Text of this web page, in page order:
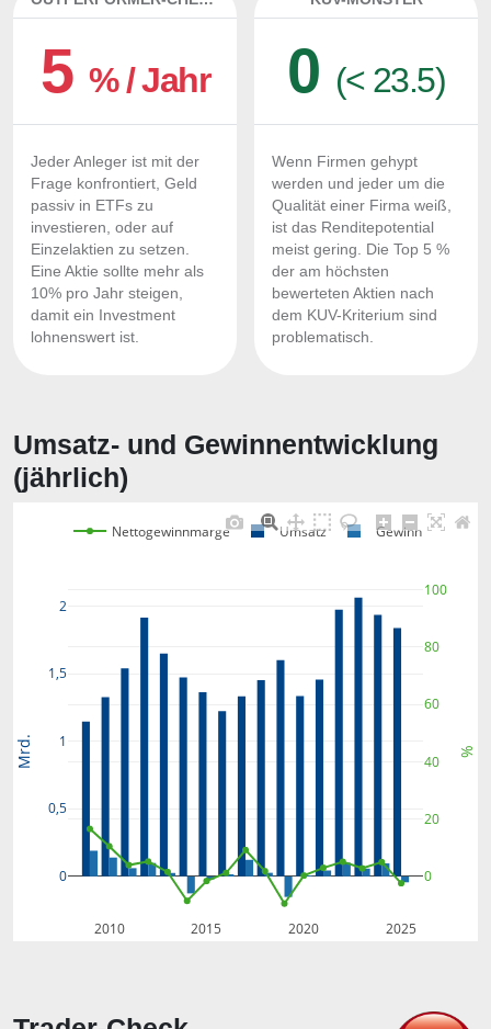
5 % / Jahr
Jeder Anleger ist mit der
Frage konfrontiert, Geld
passiv in ETFs zu
investieren, oder auf
Einzelaktien zu setzen.
Eine Aktie sollte mehr als
10% pro Jahr steigen,
damit ein Investment
lohnenswert ist.
0 (< 23.5)
Wenn Firmen gehypt
werden und jeder um die
Qualität einer Firma weiß,
ist das Renditepotential
meist gering. Die Top 5 %
der am höchsten
bewerteten Aktien nach
dem KUV-Kriterium sind
problematisch.
Umsatz- und Gewinnentwicklung
(jährlich)
2010 2015 2020 2025
0
0,5
1
1,5
2
0
20
40
60
80
100
Nettogewinnmarge Umsatz Gewinn
Mrd. %